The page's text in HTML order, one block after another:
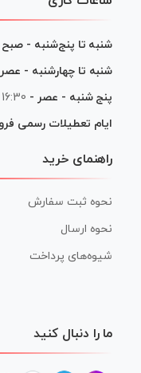
شنبه تا پنج‌شنبه -
شنبه تا چهارشنبه -
پنج شنبه - عصر - 16:30 الی 19
ایام تعطیلات رسمی
راهنمای خرید
نحوه ثبت سفارش
نحوه ارسال
شیوه‌های پرداخت
ما را دنبال کنید